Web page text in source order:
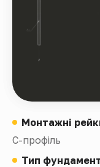
Монтажні
С-профіль
Тип